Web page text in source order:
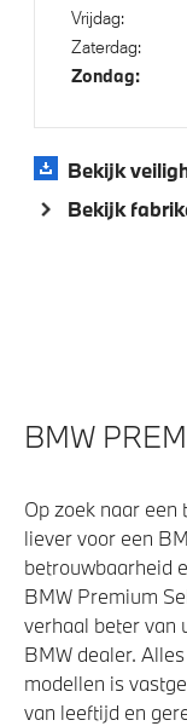
Cruise control
Comfort Access
Automatisch
Aandrijving
Automatische
Laadkabel
Anti blokkeer
Sportonderstel
Vrijdag:
Zaterdag:
Zondag:
Bekijk
Bekijk
BMW
Op zoek naar een
liever voor een
betrouwbaarheid
BMW Premium
verhaal beter van
BMW dealer.
modellen is
van leeftijd en